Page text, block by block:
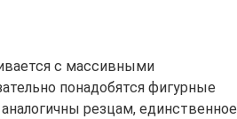
с массивными
понадобятся фигурные
резцам, единственное